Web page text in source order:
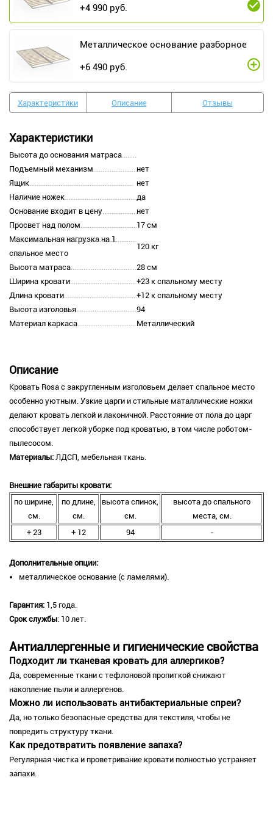
+4 990 руб.
Металлическое основание разборное
+6 490 руб.
Характеристики Описание Отзывы
Характеристики
Высота до основания матраса
Подъемный механизм
нет
Ящик
нет
Наличие ножек
да
Основание входит в цену
нет
Просвет над полом
17 см
Максимальная нагрузка на 1
спальное место
120 кг
Высота матраса
28 см
Ширина кровати
+23 к спальному месту
Длина кровати
+12 к спальному месту
Высота изголовья
94
Материал каркаса
Металлический
Описание
Кровать Rosa с закругленным изголовьем делает спальное место
особенно уютным. Узкие царги и стильные маталлические ножки
делают кровать легкой и лаконичной. Расстояние от пола до царг
способствует легкой уборке под кроватью, в том числе роботом-
пылесосом.
Материалы: ЛДСП, мебельная ткань.
Внешние габариты кровати:
по ширине,
см.
по длине,
см.
высота спинок,
см.
высота до спального
места, см.
+ 23
+ 12 94 -
Дополнительные опции:
металлическое основание (с ламелями).
Гарантия: 1,5 года.
Срок службы: 10 лет.
Антиаллергенные и гигиенические свойства
Подходит ли тканевая кровать для аллергиков?
Да, современные ткани с тефлоновой пропиткой снижают
накопление пыли и аллергенов.
Можно ли использовать антибактериальные спреи?
Да, но только безопасные средства для текстиля, чтобы не
повредить структуру ткани.
Как предотвратить появление запаха?
Регулярная чистка и проветривание кровати полностью устраняет
запахи.